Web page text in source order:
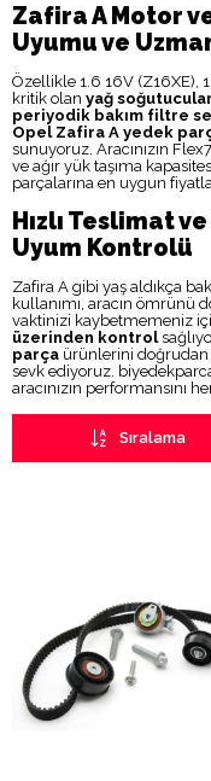
Zafira A Motor
Uyumu ve
Özellikle 1.6 16V (Z16XE),
kritik olan yağ
periyodik bakım filtre
Opel Zafira A yedek
sunuyoruz. Aracınızın
ve ağır yük taşıma
parçalarına en uygun
Hızlı Teslimat
Uyum Kontrolü
Zafira A gibi yaş aldıkça
kullanımı, aracın ömrünü
vaktinizi kaybetmemeniz
üzerinden kontrol
parça ürünlerini doğrudan
sevk ediyoruz.
aracınızın performansını
Sıralama